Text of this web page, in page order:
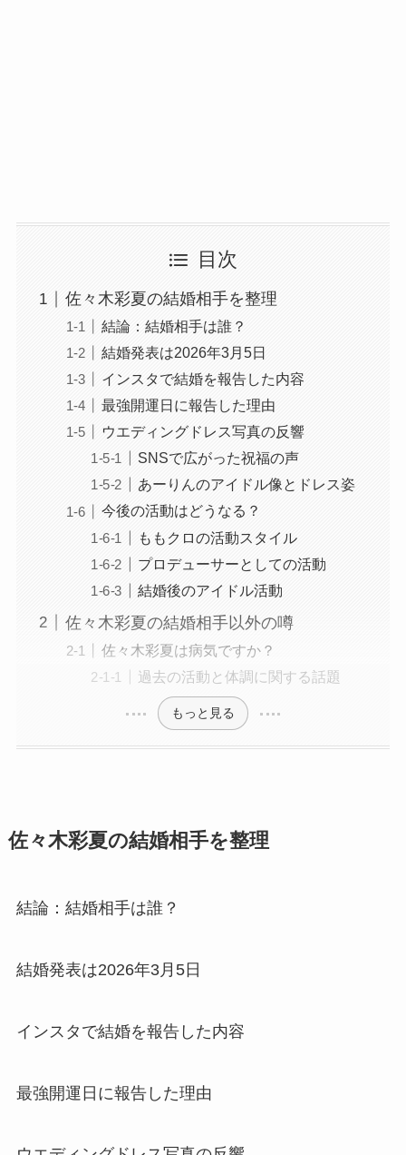
目次
佐々木彩夏の結婚相手を整理
結論：結婚相手は誰？
結婚発表は2026年3月5日
インスタで結婚を報告した内容
最強開運日に報告した理由
ウエディングドレス写真の反響
SNSで広がった祝福の声
あーりんのアイドル像とドレス姿
今後の活動はどうなる？
ももクロの活動スタイル
プロデューサーとしての活動
結婚後のアイドル活動
佐々木彩夏の結婚相手以外の噂
佐々木彩夏は病気ですか？
過去の活動と体調に関する話題
もっと見る
佐々木彩夏の結婚相手を整理
結論：結婚相手は誰？
結婚発表は2026年3月5日
インスタで結婚を報告した内容
最強開運日に報告した理由